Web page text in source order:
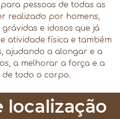
pessoas de todas as
realizado por homens,
e idosos que já
atividade física e também
ajudando a alongar e a
a melhorar a força e a
de todo o corpo.
localização